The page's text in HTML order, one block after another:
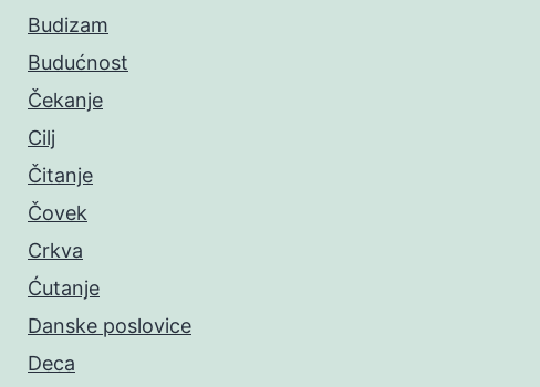
Budizam
Budućnost
Čekanje
Cilj
Čitanje
Čovek
Crkva
Ćutanje
Danske poslovice
Deca